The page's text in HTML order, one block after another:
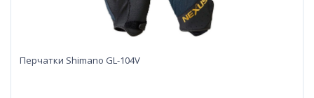
Перчатки Shimano GL-104V